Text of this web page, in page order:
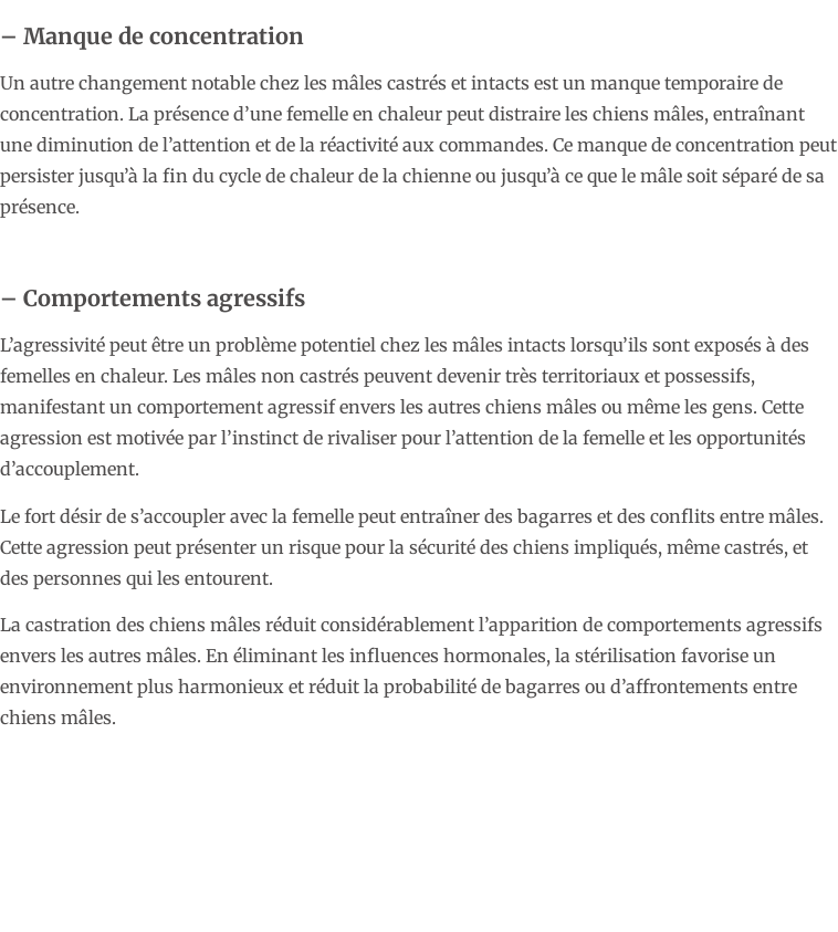
– Manque de concentration
Un autre changement notable chez les mâles castrés et intacts est un manque temporaire de
concentration. La présence d’une femelle en chaleur peut distraire les chiens mâles, entraînant
une diminution de l’attention et de la réactivité aux commandes. Ce manque de concentration peut
persister jusqu’à la fin du cycle de chaleur de la chienne ou jusqu’à ce que le mâle soit séparé de sa
présence.
– Comportements agressifs
L’agressivité peut être un problème potentiel chez les mâles intacts lorsqu’ils sont exposés à des
femelles en chaleur. Les mâles non castrés peuvent devenir très territoriaux et possessifs,
manifestant un comportement agressif envers les autres chiens mâles ou même les gens. Cette
agression est motivée par l’instinct de rivaliser pour l’attention de la femelle et les opportunités
d’accouplement.
Le fort désir de s’accoupler avec la femelle peut entraîner des bagarres et des conflits entre mâles.
Cette agression peut présenter un risque pour la sécurité des chiens impliqués, même castrés, et
des personnes qui les entourent.
La castration des chiens mâles réduit considérablement l’apparition de comportements agressifs
envers les autres mâles. En éliminant les influences hormonales, la stérilisation favorise un
environnement plus harmonieux et réduit la probabilité de bagarres ou d’affrontements entre
chiens mâles.